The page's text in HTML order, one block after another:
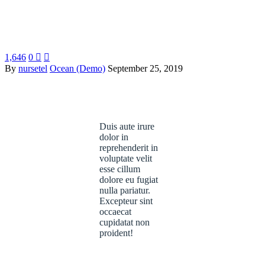
1,646 0  
By nursetel Ocean (Demo) September 25, 2019
Duis aute irure
dolor in
reprehenderit in
voluptate velit
esse cillum
dolore eu fugiat
nulla pariatur.
Excepteur sint
occaecat
cupidatat non
proident!